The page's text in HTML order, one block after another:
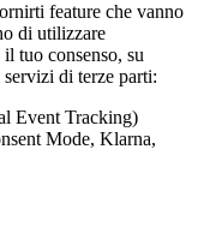
feature che vanno
di utilizzare
tuo consenso, su
di terze parti:
Event Tracking)
Mode, Klarna,